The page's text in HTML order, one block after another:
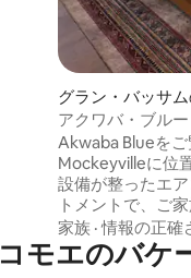
グラン・バッサ
ム
アクワバ・ブル
ント
Akwaba Blueを
Mockeyvilleに位
設備が整ったエ
トメントで、ご
ジネスでのご滞在
ルームとドレッ
スタースイート
家族 ·情報の正確
コモエのバケ